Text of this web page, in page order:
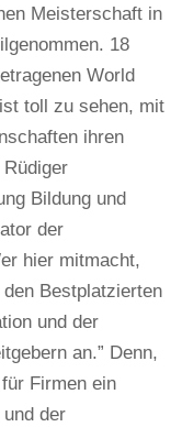
Meisterschaft in
18
World
toll zu sehen, mit
ihren
Bildung und
der
hier mitmacht,
Bestplatzierten
und der
an.” Denn,
Firmen ein
der